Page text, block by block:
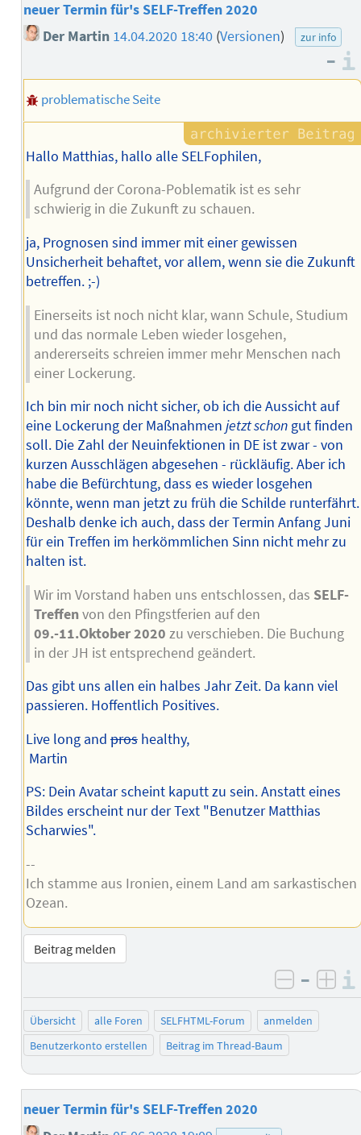
neuer Termin für's SELF-Treffen 2020
Der Martin 14.04.2020 18:40 (Versionen) zur info
–
problematische Seite
Hallo Matthias, hallo alle SELFophilen,
Aufgrund der Corona-Poblematik ist es sehr
schwierig in die Zukunft zu schauen.
ja, Prognosen sind immer mit einer gewissen
Unsicherheit behaftet, vor allem, wenn sie die Zukunft
betreffen. ;-)
Einerseits ist noch nicht klar, wann Schule, Studium
und das normale Leben wieder losgehen,
andererseits schreien immer mehr Menschen nach
einer Lockerung.
Ich bin mir noch nicht sicher, ob ich die Aussicht auf
eine Lockerung der Maßnahmen jetzt schongut finden
soll. Die Zahl der Neuinfektionen in DE ist zwar - von
kurzen Ausschlägen abgesehen - rückläufig. Aber ich
habe die Befürchtung, dass es wieder losgehen
könnte, wenn man jetzt zu früh die Schilde runterfährt.
Deshalb denke ich auch, dass der Termin Anfang Juni
für ein Treffen im herkömmlichen Sinn nicht mehr zu
halten ist.
Wir im Vorstand haben uns entschlossen, das SELF-
Treffenvon den Pfingstferien auf den
09.-11.Oktober 2020 zu verschieben. Die Buchung
in der JH ist entsprechend geändert.
Das gibt uns allen ein halbes Jahr Zeit. Da kann viel
passieren. Hoffentlich Positives.
Live long andproshealthy,
Martin
PS: Dein Avatar scheint kaputt zu sein. Anstatt eines
Bildes erscheint nur der Text "Benutzer Matthias
Scharwies".
--
Ich stamme aus Ironien, einem Land am sarkastischen
Ozean.
Beitrag melden
negativ
–
Übersicht alle Foren SELFHTML-Forum
anmelden
Benutzerkonto erstellen
Beitrag im Thread-Baum
neuer Termin für's SELF-Treffen 2020